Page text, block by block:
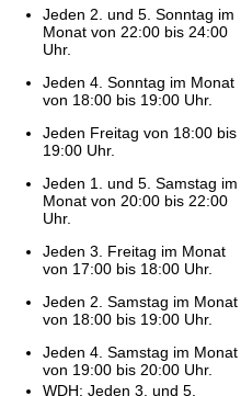
Jeden 2. und 5. Sonntag im
Monat von 22:00 bis 24:00
Uhr.
Jeden 4. Sonntag im Monat
von 18:00 bis 19:00 Uhr.
Jeden Freitag von 18:00 bis
19:00 Uhr.
Jeden 1. und 5. Samstag im
Monat von 20:00 bis 22:00
Uhr.
Jeden 3. Freitag im Monat
von 17:00 bis 18:00 Uhr.
Jeden 2. Samstag im Monat
von 18:00 bis 19:00 Uhr.
Jeden 4. Samstag im Monat
von 19:00 bis 20:00 Uhr.
WDH: Jeden 3. und 5.